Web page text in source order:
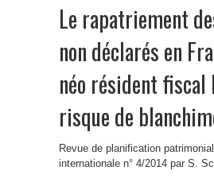
Le rapatriement
non déclarés en
néo résident fiscal
risque de
Revue de planification
internationale n° 4/2014 par S.